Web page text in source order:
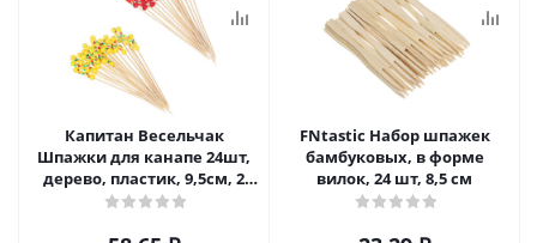
Капитан Весельчак
Шпажки для канапе 24шт,
дерево, пластик, 9,5см, 2
цвета, арт 1
FNtastic Набор шпажек
бамбуковых, в форме
вилок, 24 шт, 8,5 см